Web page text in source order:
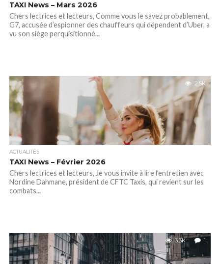
TAXI News – Mars 2026
Chers lectrices et lecteurs, Comme vous le savez probablement,
G7, accusée d’espionner des chauffeurs qui dépendent d’Uber, a
vu son siège perquisitionné...
2.5K
ACTUALITÉS
TAXI News – Février 2026
Chers lectrices et lecteurs, Je vous invite à lire l’entretien avec
Nordine Dahmane, président de CFTC Taxis, qui revient sur les
combats...
3.3K 1